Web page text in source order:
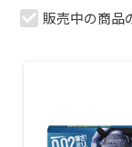
販売中の商品